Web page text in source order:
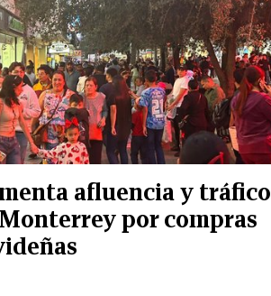
afluencia y tráfico
por compras